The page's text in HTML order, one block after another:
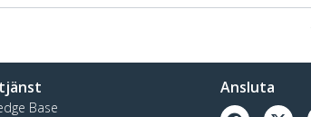
Base
Ansluta